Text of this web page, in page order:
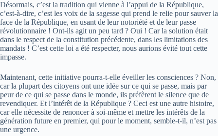
Désormais, c’est la tradition qui vienne à l’appui de la République,
c’est-à-dire, c’est les voix de la sagesse qui prend le relie pour sauver la
face de la République, en usant de leur notoriété et de leur passe
révolutionnaire ! Ont-ils agit un peu tard ? Oui ! Car la solution était
dans le respect de la constitution précédente, dans les limitations des
mandats ! C’est cette loi a été respecter, nous aurions évité tout cette
impasse.
Maintenant, cette initiative pourra-t-elle éveiller les consciences ? Non,
car la plupart des citoyens ont une idée sur ce qui se passe, mais par
peur de ce qui se passe dans le monde, ils préfèrent le silence que de
revendiquer. Et l’intérêt de la République ? Ceci est une autre histoire,
car elle nécessite de renoncer à soi-même et mettre les intérêts de la
génération future en premier, qui pour le moment, semble-t-il, n’est pas
une urgence.